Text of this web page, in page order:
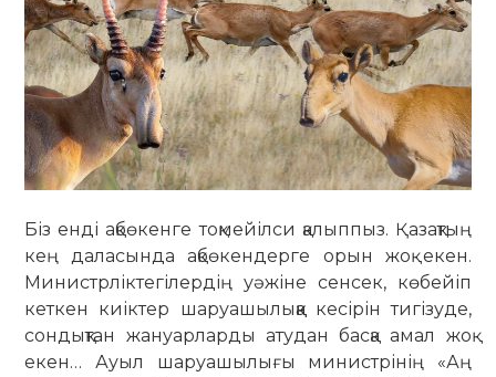
Біз енді ақбөкенге тоқмейілси қалыппыз. Қазақтың
кең даласында ақбөкендерге орын жоқ екен.
Министрліктегілердің уәжіне сенсек, көбейіп
кеткен киіктер шаруашылыққа кесірін тигізуде,
сондықтан жануарларды атудан басқа амал жоқ
екен… Ауыл шаруашылығы министрінің «Аң